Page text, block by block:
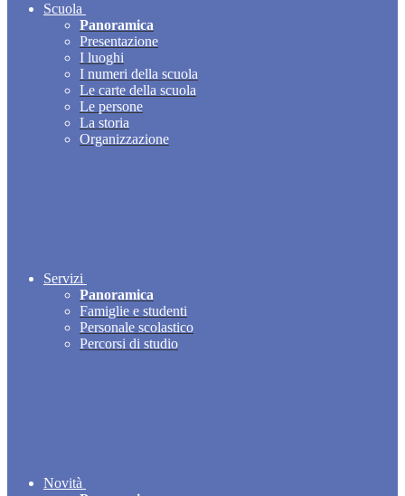
Scuola
Panoramica
Presentazione
I luoghi
I numeri della scuola
Le carte della scuola
Le persone
La storia
Organizzazione
Servizi
Panoramica
Famiglie e studenti
Personale scolastico
Percorsi di studio
Novità